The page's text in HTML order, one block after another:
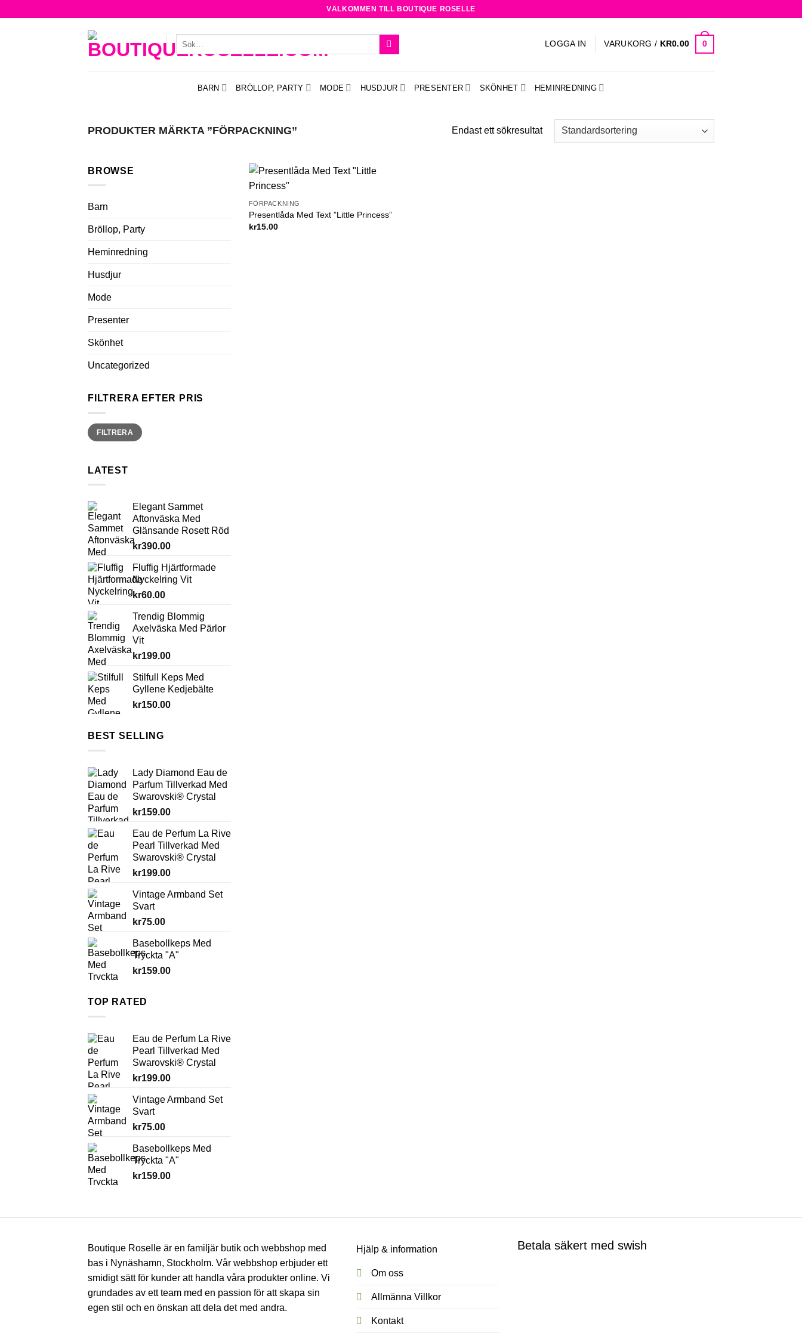
VÄLKOMMEN TILL BOUTIQUE ROSELLE
efter:
LOGGA IN VARUKORG / KR0.00 0
BARN BRÖLLOP, PARTY MODE HUSDJUR PRESENTER SKÖNHET HEMINREDNING
PRODUKTER MÄRKTA ”FÖRPACKNING” Endast ett sökresultat
BROWSE
Barn
Bröllop, Party
Heminredning
Husdjur
Mode
Presenter
Skönhet
Uncategorized
FILTRERA EFTER PRIS
Min
pris
Max
prisFILTRERA
LATEST
Elegant Sammet
Aftonväska Med
Glänsande Rosett Röd
kr390.00
Fluffig Hjärtformade
Nyckelring Vit
kr60.00
Trendig Blommig
Axelväska Med Pärlor
Vit
kr199.00
Stilfull Keps Med
Gyllene Kedjebälte
kr150.00
BEST SELLING
Lady Diamond Eau de
Parfum Tillverkad Med
Swarovski® Crystal
kr159.00
Eau de Perfum La Rive
Pearl Tillverkad Med
Swarovski® Crystal
kr199.00
Vintage Armband Set
Svart
kr75.00
Basebollkeps Med
Tryckta "A"
kr159.00
TOP RATED
Eau de Perfum La Rive
Pearl Tillverkad Med
Swarovski® Crystal
kr199.00
Vintage Armband Set
Svart
kr75.00
Basebollkeps Med
Tryckta "A"
kr159.00
FÖRPACKNING
Presentlåda Med Text ”Little Princess”
kr15.00
Boutique Roselle är en familjär butik och webbshop med
bas i Nynäshamn, Stockholm. Vår webbshop erbjuder ett
smidigt sätt för kunder att handla våra produkter online. Vi
grundades av ett team med en passion för att skapa sin
egen stil och en önskan att dela det med andra.
Hjälp & information
Om oss
Allmänna Villkor
Kontakt
Betala säkert med swish